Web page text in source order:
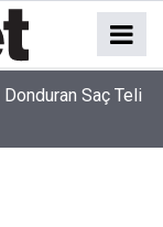
Saç Teli